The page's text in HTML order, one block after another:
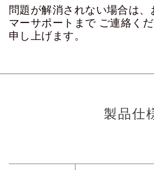
問題が解消されない場合は
マーサポートまでご連絡く
申し上げます。
製品仕